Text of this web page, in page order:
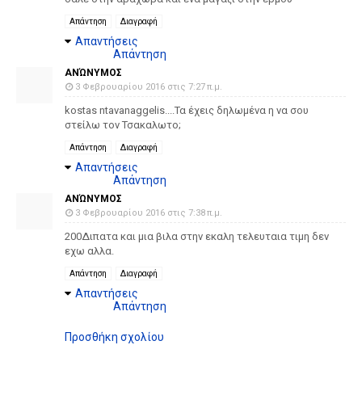
Απάντηση Διαγραφή
Απαντήσεις
Απάντηση
ΑΝΏΝΥΜΟΣ
3 Φεβρουαρίου 2016 στις 7:27 π.μ.
kostas ntavanaggelis....Τα έχεις δηλωμένα η να σου
στείλω τον Τσακαλωτο;
Απάντηση Διαγραφή
Απαντήσεις
Απάντηση
ΑΝΏΝΥΜΟΣ
3 Φεβρουαρίου 2016 στις 7:38 π.μ.
200Διπατα και μια βιλα στην εκαλη τελευταια τιμη δεν
εχω αλλα.
Απάντηση Διαγραφή
Απαντήσεις
Απάντηση
Προσθήκη σχολίου